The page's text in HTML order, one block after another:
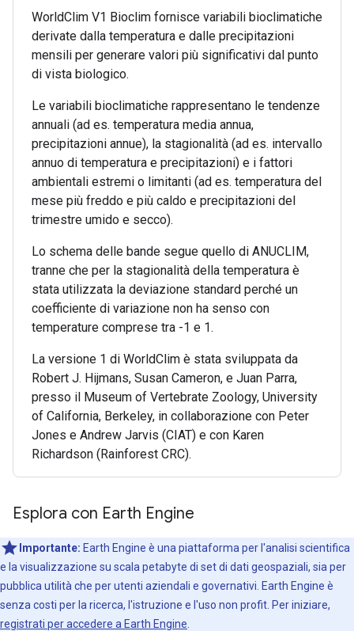
WorldClim V1 Bioclim fornisce variabili bioclimatiche
derivate dalla temperatura e dalle precipitazioni
mensili per generare valori più significativi dal punto
di vista biologico.
Le variabili bioclimatiche rappresentano le tendenze
annuali (ad es. temperatura media annua,
precipitazioni annue), la stagionalità (ad es. intervallo
annuo di temperatura e precipitazioni) e i fattori
ambientali estremi o limitanti (ad es. temperatura del
mese più freddo e più caldo e precipitazioni del
trimestre umido e secco).
Lo schema delle bande segue quello di ANUCLIM,
tranne che per la stagionalità della temperatura è
stata utilizzata la deviazione standard perché un
coefficiente di variazione non ha senso con
temperature comprese tra -1 e 1.
La versione 1 di WorldClim è stata sviluppata da
Robert J. Hijmans, Susan Cameron, e Juan Parra,
presso il Museum of Vertebrate Zoology, University
of California, Berkeley, in collaborazione con Peter
Jones e Andrew Jarvis (CIAT) e con Karen
Richardson (Rainforest CRC).
Esplora con Earth Engine
Importante: Earth Engine è una piattaforma per l'analisi scientifica
e la visualizzazione su scala petabyte di set di dati geospaziali, sia per
pubblica utilità che per utenti aziendali e governativi. Earth Engine è
senza costi per la ricerca, l'istruzione e l'uso non profit. Per iniziare,
registrati per accedere a Earth Engine